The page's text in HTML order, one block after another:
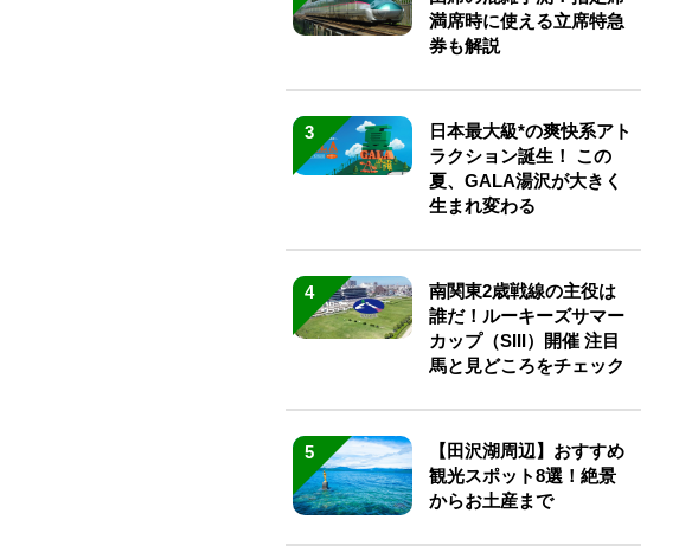
満席時に使える立席特急
券も解説
3
日本最大級*の爽快系アト
ラクション誕生！ この
夏、GALA湯沢が大きく
生まれ変わる
4
南関東2歳戦線の主役は
誰だ！ルーキーズサマー
カップ（SIII）開催 注目
馬と見どころをチェック
5
【田沢湖周辺】おすすめ
観光スポット8選！絶景
からお土産まで